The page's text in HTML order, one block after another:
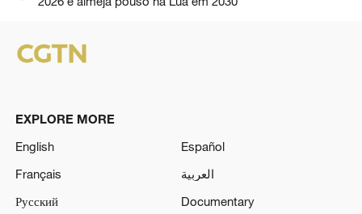
EXPLORE MORE
English
Español
Français
العربية
Русский
Documentary